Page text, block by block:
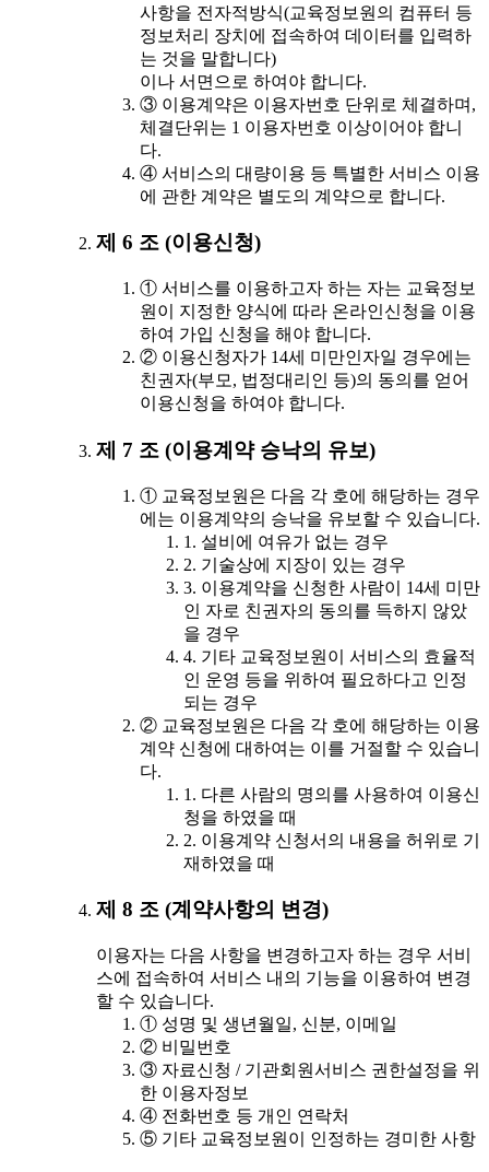
사항을 전자적방식(교육정보원의 컴퓨터 등
정보처리 장치에 접속하여 데이터를 입력하
는 것을 말합니다)
이나 서면으로 하여야 합니다.
③ 이용계약은 이용자번호 단위로 체결하며,
체결단위는 1 이용자번호 이상이어야 합니
다.
④ 서비스의 대량이용 등 특별한 서비스 이용
에 관한 계약은 별도의 계약으로 합니다.
제 6 조 (이용신청)
① 서비스를 이용하고자 하는 자는 교육정보
원이 지정한 양식에 따라 온라인신청을 이용
하여 가입 신청을 해야 합니다.
② 이용신청자가 14세 미만인자일 경우에는
친권자(부모, 법정대리인 등)의 동의를 얻어
이용신청을 하여야 합니다.
제 7 조 (이용계약 승낙의 유보)
① 교육정보원은 다음 각 호에 해당하는 경우
에는 이용계약의 승낙을 유보할 수 있습니다.
1. 설비에 여유가 없는 경우
2. 기술상에 지장이 있는 경우
3. 이용계약을 신청한 사람이 14세 미만
인 자로 친권자의 동의를 득하지 않았
을 경우
4. 기타 교육정보원이 서비스의 효율적
인 운영 등을 위하여 필요하다고 인정
되는 경우
② 교육정보원은 다음 각 호에 해당하는 이용
계약 신청에 대하여는 이를 거절할 수 있습니
다.
1. 다른 사람의 명의를 사용하여 이용신
청을 하였을 때
2. 이용계약 신청서의 내용을 허위로 기
재하였을 때
제 8 조 (계약사항의 변경)
이용자는 다음 사항을 변경하고자 하는 경우 서비
스에 접속하여 서비스 내의 기능을 이용하여 변경
할 수 있습니다.
① 성명 및 생년월일, 신분, 이메일
② 비밀번호
③ 자료신청 / 기관회원서비스 권한설정을 위
한 이용자정보
④ 전화번호 등 개인 연락처
⑤ 기타 교육정보원이 인정하는 경미한 사항